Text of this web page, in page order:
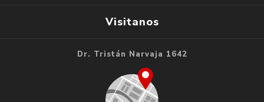
Visitanos
Dr. Tristán Narvaja 1642